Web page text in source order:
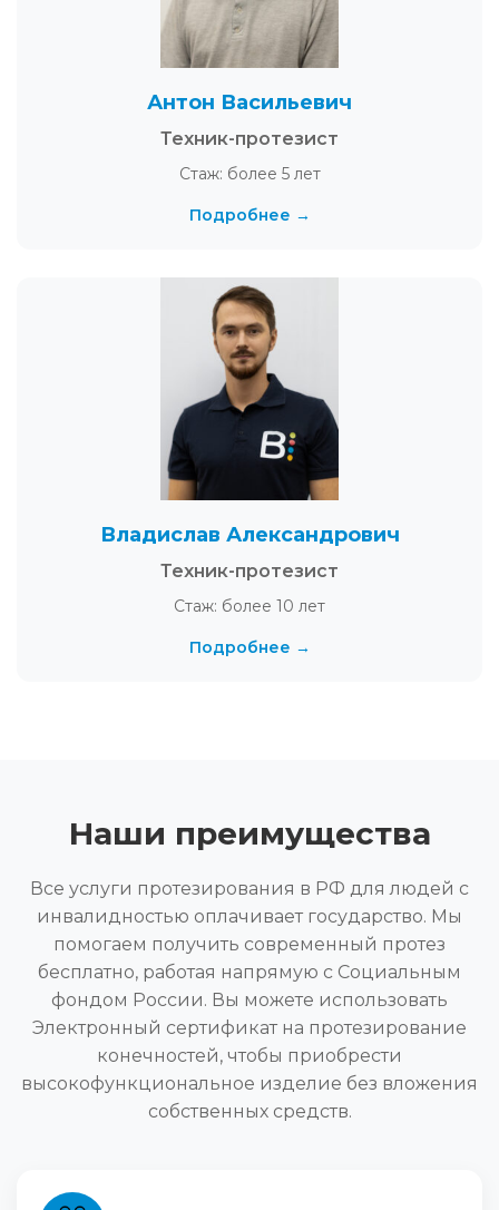
Антон Васильевич
Техник-протезист
Стаж: более 5 лет
Подробнее →
Владислав Александрович
Техник-протезист
Стаж: более 10 лет
Подробнее →
Наши преимущества
Все услуги протезирования в РФ для людей с
инвалидностью оплачивает государство. Мы
помогаем получить современный протез
бесплатно, работая напрямую с Социальным
фондом России. Вы можете использовать
Электронный сертификат на протезирование
конечностей, чтобы приобрести
высокофункциональное изделие без вложения
собственных средств.